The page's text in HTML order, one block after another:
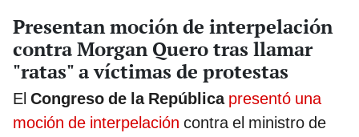
Presentan moción de interpelación
contra Morgan Quero tras llamar
"ratas" a víctimas de protestas
El Congreso de la República presentó una
moción de interpelación contra el ministro de